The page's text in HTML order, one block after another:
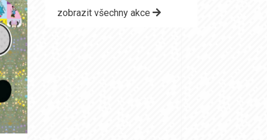
zobrazit všechny akce